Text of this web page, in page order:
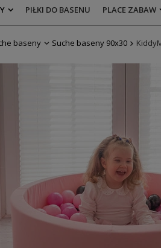
PIŁKI DO BASENU PLACE ZABAW
baseny Suche baseny 90x30